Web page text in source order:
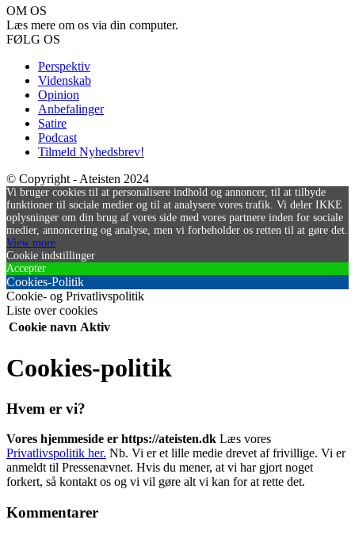
OM OS
Læs mere om os via din computer.
FØLG OS
Perspektiv
Videnskab
Opinion
Anbefalinger
Satire
Podcast
Tilmeld Nyhedsbrev!
© Copyright - Ateisten 2024
Vi bruger cookies til at personalisere indhold og annoncer, til at tilbyde
funktioner til sociale medier og til at analysere vores trafik. Vi deler IKKE
oplysninger om din brug af vores side med vores partnere inden for sociale
medier, annoncering og analyse, men vi forbeholder os retten til at gøre det.
View more
Cookie indstillinger
Accepter
Cookies-Politik
Cookie- og Privatlivspolitik
Liste over cookies
Cookie navn Aktiv
Cookies-politik
Hvem er vi?
Vores hjemmeside er https://ateisten.dk Læs vores
Privatlivspolitik her. Nb. Vi er et lille medie drevet af frivillige. Vi er
anmeldt til Pressenævnet. Hvis du mener, at vi har gjort noget
forkert, så kontakt os og vi vil gøre alt vi kan for at rette det.
Kommentarer